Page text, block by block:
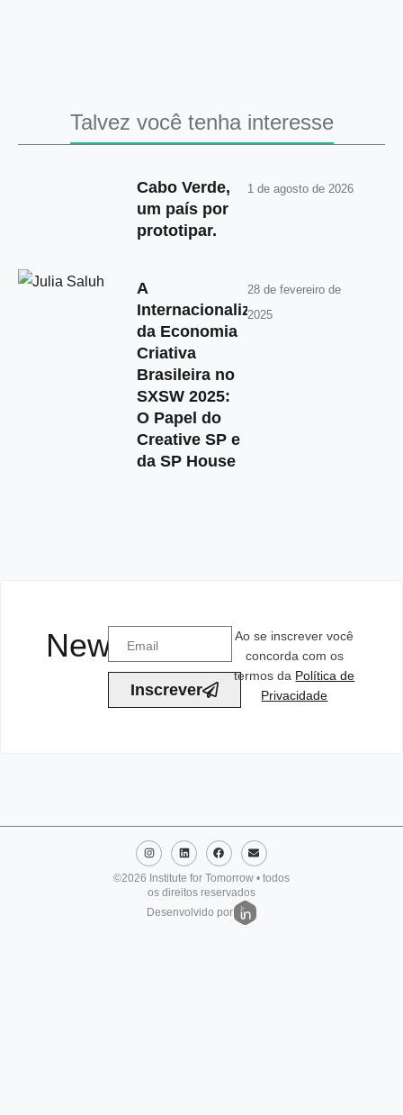
Talvez você tenha interesse
Cabo Verde,
um país por
prototipar.
1 de agosto de 2026
A
Internacionalização
da Economia
Criativa
Brasileira no
SXSW 2025:
O Papel do
Creative SP e
da SP House
28 de fevereiro de
2025
Newsletter
Inscrever
Ao se inscrever você
concorda com os
termos da Política de
Privacidade
©2026 Institute for Tomorrow • todos
os direitos reservados
Desenvolvido por